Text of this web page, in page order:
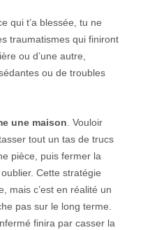
qui t’a blessée, tu ne
traumatismes qui finiront
ou d’une autre,
ou de troubles
une maison . Vouloir
tout un tas de trucs
pièce, puis fermer la
Cette stratégie
mais c’est en réalité un
pas sur le long terme.
finira par casser la